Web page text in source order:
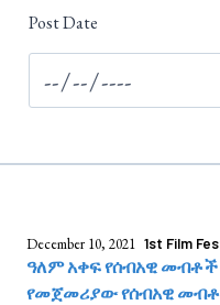
Post Date
December 10, 2021 1st Film
ዓለም አቀፍ የሰብአዊ
የመጀመሪያው የሰብአዊ